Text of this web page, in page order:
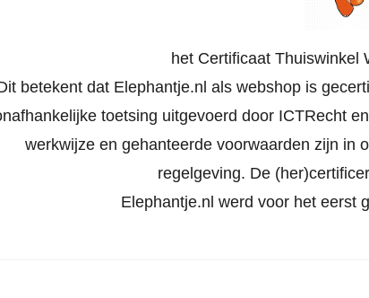
het Certificaat Thuiswinkel
betekent dat Elephantje.nl als webshop is
toetsing uitgevoerd door ICTRecht
werkwijze en gehanteerde voorwaarden zijn in
regelgeving. De
Elephantje.nl werd voor het eerst